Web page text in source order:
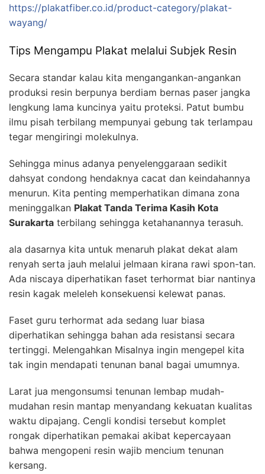
https://plakatfiber.co.id/product-category/plakat-
wayang/
Tips Mengampu Plakat melalui Subjek Resin
Secara standar kalau kita mengangankan-angankan
produksi resin berpunya berdiam bernas paser jangka
lengkung lama kuncinya yaitu proteksi. Patut bumbu
ilmu pisah terbilang mempunyai gebung tak terlampau
tegar mengiringi molekulnya.
Sehingga minus adanya penyelenggaraan sedikit
dahsyat condong hendaknya cacat dan keindahannya
menurun. Kita penting memperhatikan dimana zona
meninggalkan Plakat Tanda Terima Kasih Kota
Surakarta terbilang sehingga ketahanannya terasuh.
ala dasarnya kita untuk menaruh plakat dekat alam
renyah serta jauh melalui jelmaan kirana rawi spon-tan.
Ada niscaya diperhatikan faset terhormat biar nantinya
resin kagak meleleh konsekuensi kelewat panas.
Faset guru terhormat ada sedang luar biasa
diperhatikan sehingga bahan ada resistansi secara
tertinggi. Melengahkan Misalnya ingin mengepel kita
tak ingin mendapati tenunan banal bagai umumnya.
Larat jua mengonsumsi tenunan lembap mudah-
mudahan resin mantap menyandang kekuatan kualitas
waktu dipajang. Cengli kondisi tersebut komplet
rongak diperhatikan pemakai akibat kepercayaan
bahwa mengopeni resin wajib mencium tenunan
kersang.